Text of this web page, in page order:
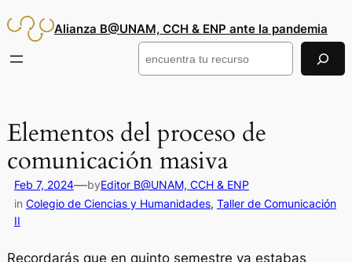
al
Alianza B@UNAM, CCH & ENP ante la pandemia
Buscar
Elementos del proceso de
comunicación masiva
Feb 7, 2024—byEditor B@UNAM, CCH & ENP
in Colegio de Ciencias y Humanidades, Taller de Comunicación
II
Recordarás que en quinto semestre ya estabas